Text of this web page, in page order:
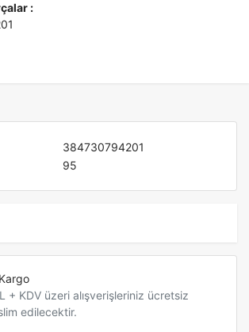
:
384730794201
95
+ KDV üzeri alışverişleriniz ücretsiz
edilecektir.